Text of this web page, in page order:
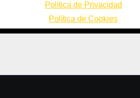
Política de Privacidad
Política de Cookies